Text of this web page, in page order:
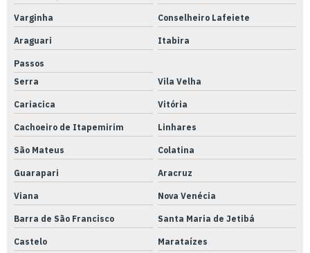
Laboratório de calibração rbc
Laboratório de calibração
Laboratório de ensaio e calibração
Laboratório de metrologia dimensional
Laboratório de metrologia
Mangueira pu azul
Mangueiras pu 10mm
Mangueiras pu 12mm
Varginha Conselheiro Lafeiete
Araguari Itabira
Passos
Serra
Vila Velha
Cariacica Vitória
Cachoeiro de Itapemirim Linhares
São Mateus Colatina
Guarapari Aracruz
Viana Nova Venécia
Barra de São Francisco Santa Maria de Jetibá
Castelo Marataízes